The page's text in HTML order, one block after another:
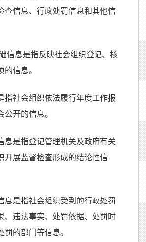
查信息、行政处罚信息和其他信
信息是指反映社会组织登记、核
的信息。
指社会组织依法履行年度工作报
公开的信息。
息是指登记管理机关及政府有关
开展监督检查形成的结论性信
息是指社会组织受到的行政处罚
、违法事实、处罚依据、处罚时
罚的部门等信息。